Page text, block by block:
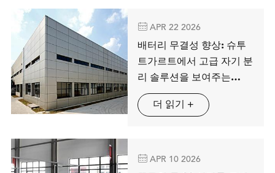
 APR 22 2026
배터리 무결성 향상: 슈투
트가르트에서 고급 자기 분
리 솔루션을 보여주는
MAG SPRING
더 읽기 +
 APR 10 2026